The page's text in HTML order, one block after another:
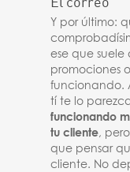
Y por último:
ese que
promociones
funcionando.
tí te lo
funcionando
tu cliente,
que pensar
cliente. No